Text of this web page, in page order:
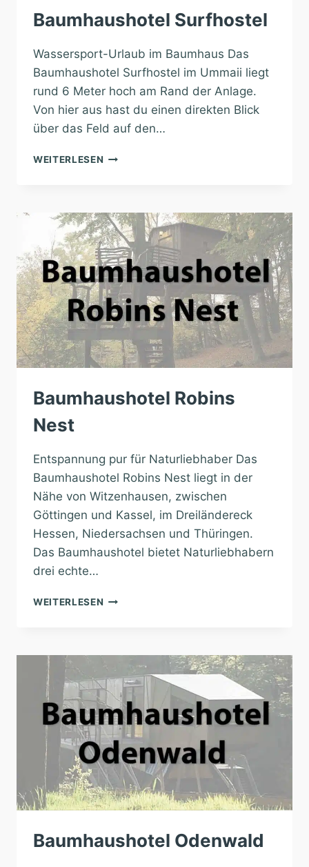
Baumhaushotel Surfhostel
Wassersport-Urlaub im Baumhaus Das
Baumhaushotel Surfhostel im Ummaii liegt
rund 6 Meter hoch am Rand der Anlage.
Von hier aus hast du einen direkten Blick
über das Feld auf den…
WEITERLESEN BAUMHAUSHOTEL
Baumhaushotel Robins
Nest
Entspannung pur für Naturliebhaber Das
Baumhaushotel Robins Nest liegt in der
Nähe von Witzenhausen, zwischen
Göttingen und Kassel, im Dreiländereck
Hessen, Niedersachsen und Thüringen.
Das Baumhaushotel bietet Naturliebhabern
drei echte…
WEITERLESEN BAUMHAUSHOTEL
Baumhaushotel Odenwald